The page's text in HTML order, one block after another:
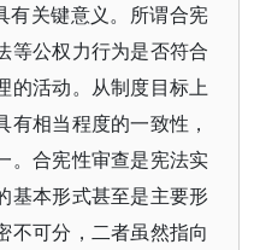
有关键意义。所谓合宪
等公权力行为是否符合
的活动。从制度目标上
相当程度的一致性，
。合宪性审查是宪法实
基本形式甚至是主要形
不可分，二者虽然指向